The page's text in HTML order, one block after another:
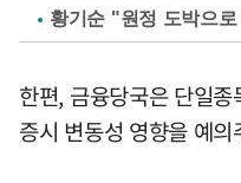
황기순 "원정 도박으
한편, 금융당국은 단일
증시 변동성 영향을 예